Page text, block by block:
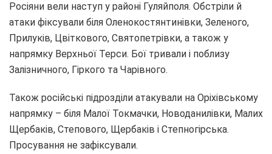
Росіяни вели наступ у районі Гуляйполя. Обстріли й
атаки фіксували біля Оленокостянтинівки, Зеленого,
Прилуків, Цвіткового, Святопетрівки, а також у
напрямку Верхньої Терси. Бої тривали і поблизу
Залізничного, Гіркого та Чарівного.
Також російські підрозділи атакували на Оріхівському
напрямку – біля Малої Токмачки, Новоданилівки, Малих
Щербаків, Степового, Щербаків і Степногірська.
Просування не зафіксували.